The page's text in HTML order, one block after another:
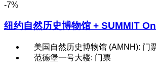
-7%
纽约自然历史博物馆 + SUMMIT
美国自然历史博物馆 (AMNH): 门
范德堡一号大楼: 门票